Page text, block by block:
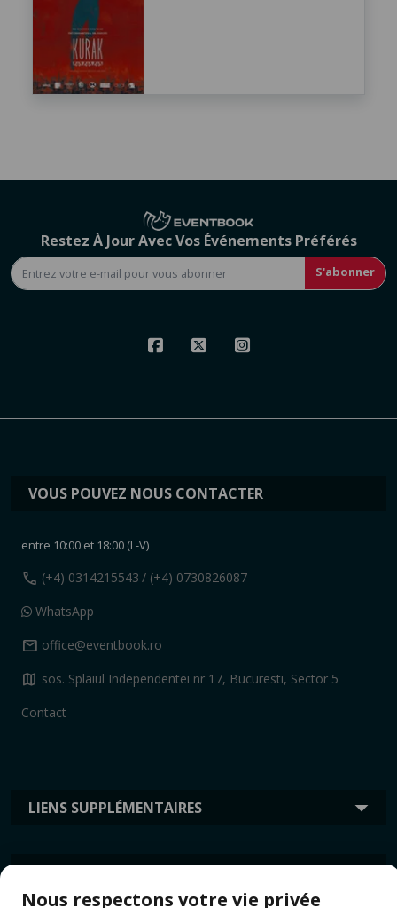
Restez À Jour Avec Vos Événements Préférés
S'abonner
LIENS SUPPLÉMENTAIRES
VOUS POUVEZ NOUS CONTACTER
entre 10:00 et 18:00 (L-V)
call (+4) 0314215543 / (+4) 0730826087
WhatsApp
mail office@eventbook.ro
map sos. Splaiul Independentei nr 17, Bucuresti, Sector 5
Contact
Nous respectons votre vie privée